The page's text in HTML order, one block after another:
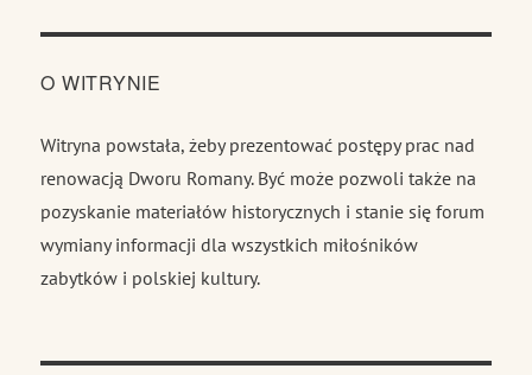
O WITRYNIE
Witryna powstała, żeby prezentować postępy prac nad
renowacją Dworu Romany. Być może pozwoli także na
pozyskanie materiałów historycznych i stanie się forum
wymiany informacji dla wszystkich miłośników
zabytków i polskiej kultury.